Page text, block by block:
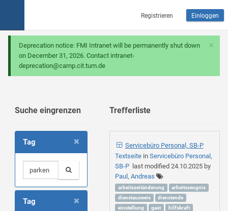
Registrieren Einloggen
×
Deprecation notice: FMI Intranet will be permanently shut down
on December 31, 2026. Contact intranet-
deprecation@camp.cit.tum.de
Suche eingrenzen
×
Tag
×
Tag
Trefferliste
Servicebüro Personal, SB-P
Textseite in Servicebüro Personal,
SB-Plast modified 24.10.2025by
Paul, Andreas
arbeitszeitänderung
arbeitszeugnis
dienstausweis
dienstende
einstellung
gast
hilfskraft